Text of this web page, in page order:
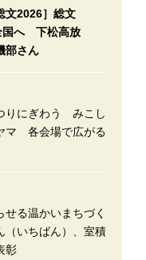
文2026］総文
国へ 下松高放
部さん
りにぎわう みこし
マ 各会場で広がる
せる温かいまちづく
いちばん）、室積
彰